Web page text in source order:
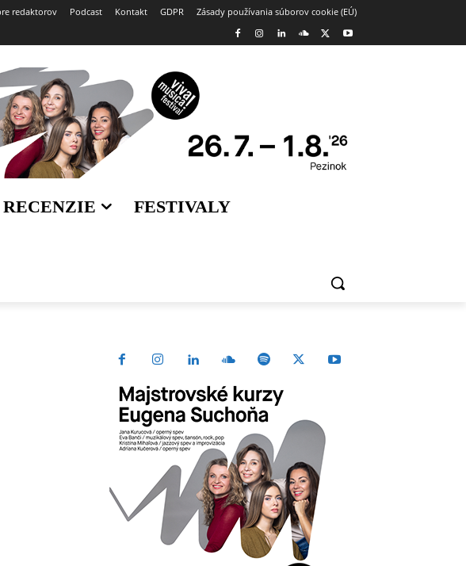
redaktorov Podcast Kontakt GDPR Zásady používania súborov cookie (EÚ)
RECENZIE
FESTIVALY